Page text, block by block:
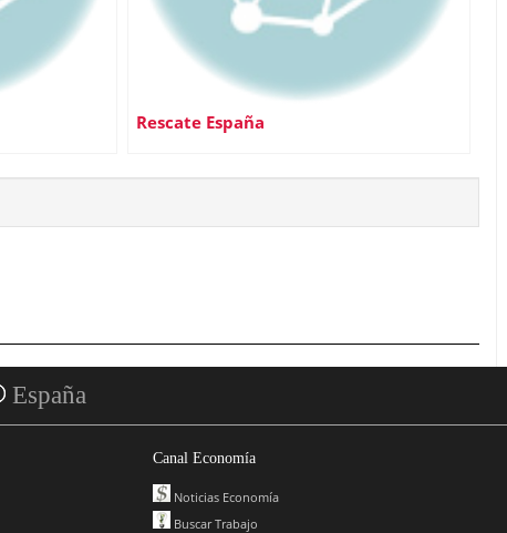
Rescate España
España
Canal Economía
Noticias Economía
Buscar Trabajo